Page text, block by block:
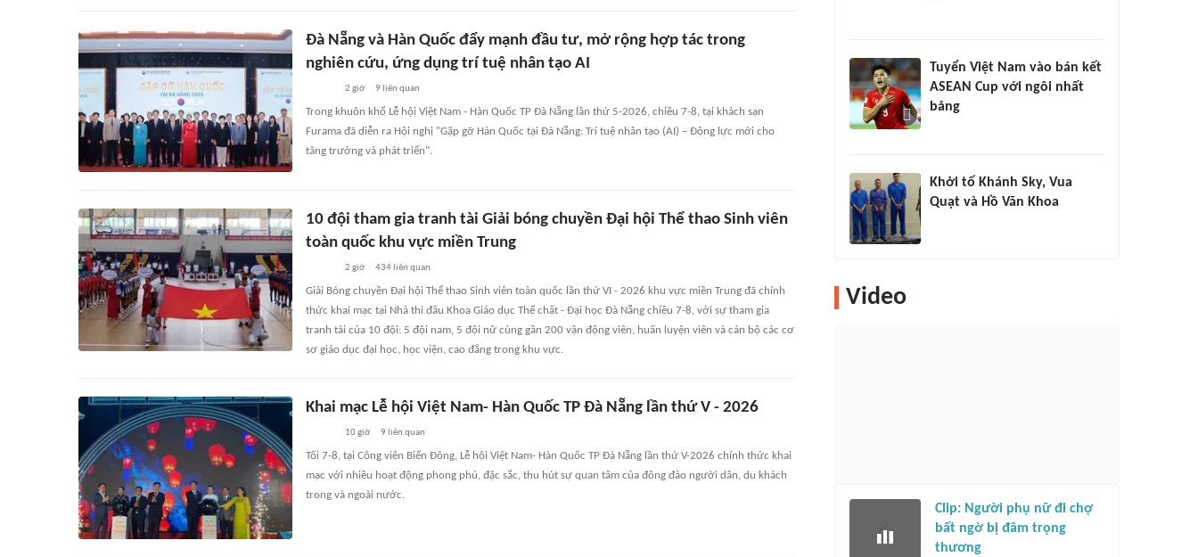
Đà Nẵng và Hàn Quốc đẩy mạnh đầu tư, mở rộng hợp tác trong
nghiên cứu, ứng dụng trí tuệ nhân tạo AI
2 giờ 9 liên quan
Trong khuôn khổ Lễ hội Việt Nam - Hàn Quốc TP Đà Nẵng lần thứ 5-2026, chiều 7-8, tại khách sạn
Furama đã diễn ra Hội nghị "Gặp gỡ Hàn Quốc tại Đà Nẵng: Trí tuệ nhân tạo (AI) – Động lực mới cho
tăng trưởng và phát triển".
10 đội tham gia tranh tài Giải bóng chuyền Đại hội Thể thao Sinh viên
toàn quốc khu vực miền Trung
2 giờ 434 liên quan
Giải Bóng chuyền Đại hội Thể thao Sinh viên toàn quốc lần thứ VI - 2026 khu vực miền Trung đã chính
thức khai mạc tại Nhà thi đấu Khoa Giáo dục Thể chất - Đại học Đà Nẵng chiều 7-8, với sự tham gia
tranh tài của 10 đội: 5 đội nam, 5 đội nữ cùng gần 200 vận động viên, huấn luyện viên và cán bộ các cơ
sơ giáo dục đại học, học viện, cao đẳng trong khu vực.
Khai mạc Lễ hội Việt Nam- Hàn Quốc TP Đà Nẵng lần thứ V - 2026
10 giờ 9 liên quan
Tối 7-8, tại Công viên Biển Đông, Lễ hội Việt Nam- Hàn Quốc TP Đà Nẵng lần thứ V-2026 chính thức khai
mạc với nhiều hoạt động phong phú, đặc sắc, thu hút sự quan tâm của đông đảo người dân, du khách
trong và ngoài nước.
Tuyển Việt Nam vào bán kết
ASEAN Cup với ngôi nhất
bảng
Khởi tố Khánh Sky, Vua
Quạt và Hồ Văn Khoa
Video
Clip: Người phụ nữ đi chợ
bất ngờ bị đâm trọng
thương